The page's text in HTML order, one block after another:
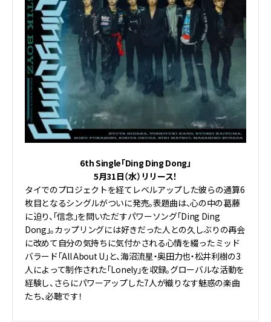
6th Single「Ding Ding Dong」
5月31日（水）リリース！
タイでのプロジェクトを経てレベルアップした彼らの通算6
枚目となるシングルがついに発売。表題曲は、心の中の葛藤
に迫り、「信念」を問いただすパワーソング「Ding Ding
Dong」。カップリングには好きだった人との久しぶりの再会
に改めて自分の気持ちに気付かされる心情を綴ったミッド
バラード「All About U」と、海沼流星・奥田力也・松井利樹の3
人によって制作された「Lonely」を収録。グローバルな活動を
経験し、さらにパワーアップした7人が織りなす魅惑の楽曲
たち、必聴です！